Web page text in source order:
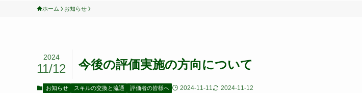
ホーム お知らせ
今後の評価実施の方向について
2024
11/12
お知らせ スキルの交換と流通 評価者の皆様へ 2024-11-11 2024-11-12